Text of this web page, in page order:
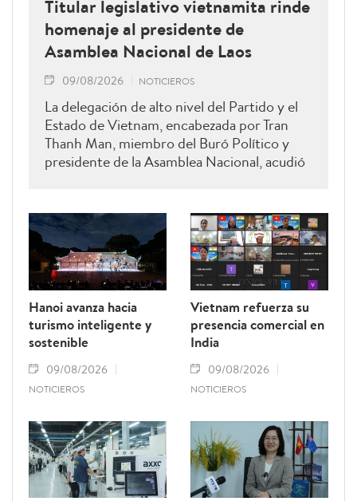
Titular legislativo vietnamita rinde
homenaje al presidente de
Asamblea Nacional de Laos
09/08/2026 NOTICIEROS
La delegación de alto nivel del Partido y el
Estado de Vietnam, encabezada por Tran
Thanh Man, miembro del Buró Político y
presidente de la Asamblea Nacional, acudió
presidente de la Asamblea Nacional de Laos.
Hanoi avanza hacia
turismo inteligente y
sostenible
09/08/2026
NOTICIEROS
Vietnam refuerza su
presencia comercial en
India
09/08/2026
NOTICIEROS